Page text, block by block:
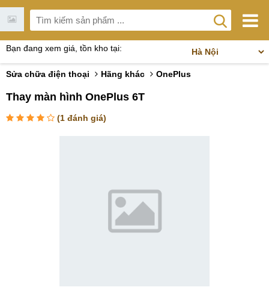
Bạn đang xem giá, tồn kho tại:
Sửa chữa điện thoại Hãng khác OnePlus
Thay màn hình OnePlus 6T
(1 đánh giá)